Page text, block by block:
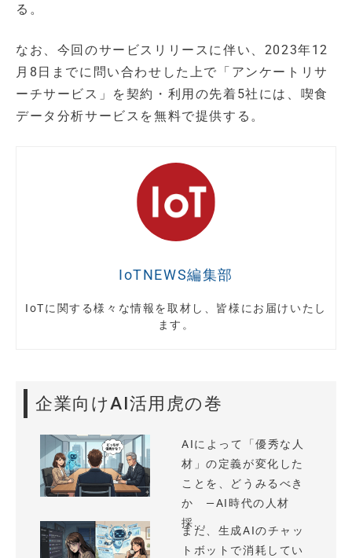
る。
なお、今回のサービスリリースに伴い、2023年12
月8日までに問い合わせした上で「アンケートリサ
ーチサービス」を契約・利用の先着5社には、喫食
データ分析サービスを無料で提供する。
IoTNEWS編集部
IoTに関する様々な情報を取材し、皆様にお届けいたし
ます。
企業向けAI活用虎の巻
AIによって「優秀な人
材」の定義が変化した
ことを、どうみるべき
か —AI時代の人材
採...
まだ、生成AIのチャッ
トボットで消耗してい